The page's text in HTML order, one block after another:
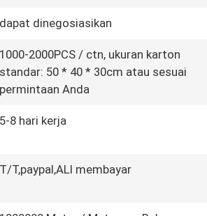
dapat dinegosiasikan
1000-2000PCS / ctn, ukuran karton
standar: 50 * 40 * 30cm atau sesuai
permintaan Anda
5-8 hari kerja
T/T,paypal,ALI membayar